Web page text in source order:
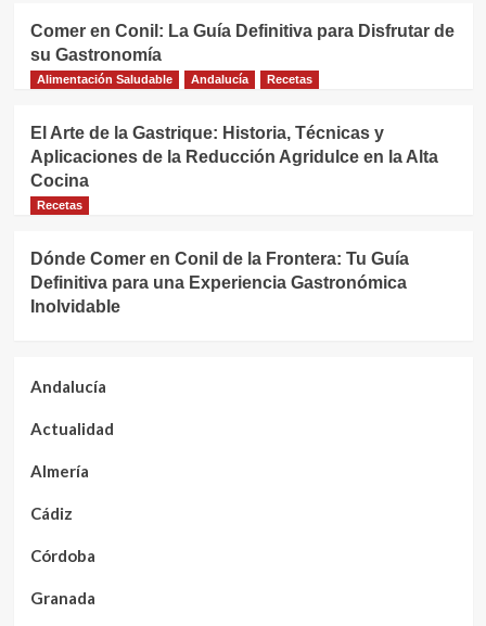
Comer en Conil: La Guía Definitiva para Disfrutar de
su Gastronomía
Alimentación Saludable Andalucía Recetas
El Arte de la Gastrique: Historia, Técnicas y
Aplicaciones de la Reducción Agridulce en la Alta
Cocina
Recetas
Dónde Comer en Conil de la Frontera: Tu Guía
Definitiva para una Experiencia Gastronómica
Inolvidable
Andalucía
Actualidad
Almería
Cádiz
Córdoba
Granada